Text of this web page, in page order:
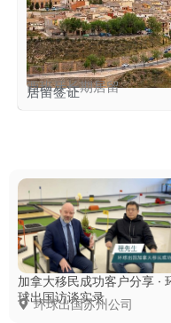
西班牙长期居留
居留签证
环球客户说
加拿大移民成功客户分享 ·
球出国访谈实录
环球出国苏州公司